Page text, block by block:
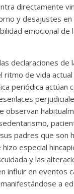
directamente
y desajustes en
emocional de
declaraciones de
ritmo de vida
periódica actúan
observan
padres que son
especial
y las
influir en eventos
a